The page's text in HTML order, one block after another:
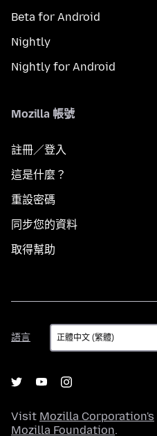
Beta for Android
Nightly
Nightly for Android
Mozilla 帳號
註冊／登入
這是什麼？
重設密碼
同步您的資料
取得幫助
語言
語
言
Visit Mozilla Corporation's
Mozilla Foundation.